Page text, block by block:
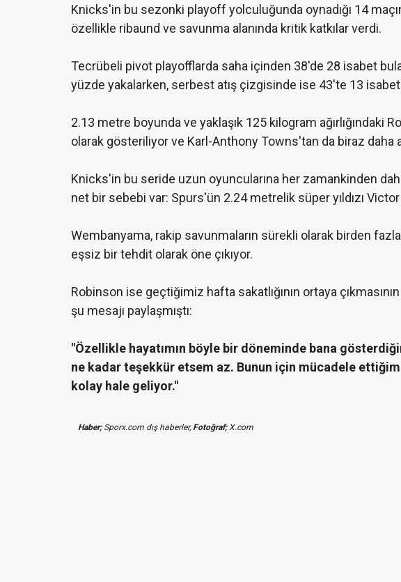
Knicks'in bu sezonki playoff yolculuğunda oynadığı 14
özellikle ribaund ve savunma alanında kritik katkılar verdi.
Tecrübeli pivot playofflarda saha içinden 38'de 28 isabet
yüzde yakalarken, serbest atış çizgisinde ise 43'te 13
2.13 metre boyunda ve yaklaşık 125 kilogram ağırlığındaki
olarak gösteriliyor ve Karl-Anthony Towns'tan da biraz daha
Knicks'in bu seride uzun oyuncularına her zamankinden
net bir sebebi var: Spurs'ün 2.24 metrelik süper yıldızı
Wembanyama, rakip savunmaların sürekli olarak birden
eşsiz bir tehdit olarak öne çıkıyor.
Robinson ise geçtiğimiz hafta sakatlığının ortaya
şu mesajı paylaşmıştı:
"Özellikle hayatımın böyle bir döneminde bana
ne kadar teşekkür etsem az. Bunun için mücadele
kolay hale geliyor."
Haber;Sporx.com dış haberler,Fotoğraf;X.com